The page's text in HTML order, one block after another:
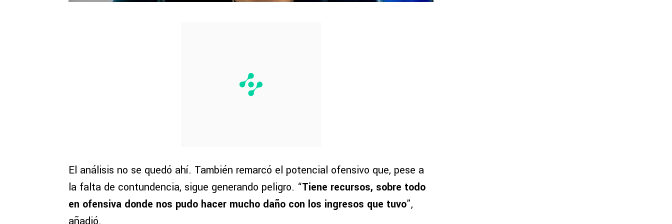
El análisis no se quedó ahí. También remarcó el potencial ofensivo que, pese a
la falta de contundencia, sigue generando peligro. “Tiene recursos, sobre todo
en ofensiva donde nos pudo hacer mucho daño con los ingresos que tuvo”,